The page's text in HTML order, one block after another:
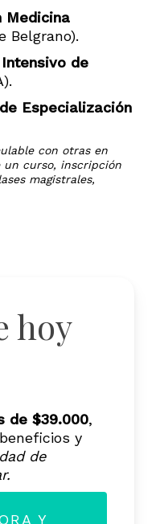
Medicina
Belgrano).
de
Especialización
con otras en
un curso, inscripción
magistrales,
hoy
de $39.000,
y
de
Y